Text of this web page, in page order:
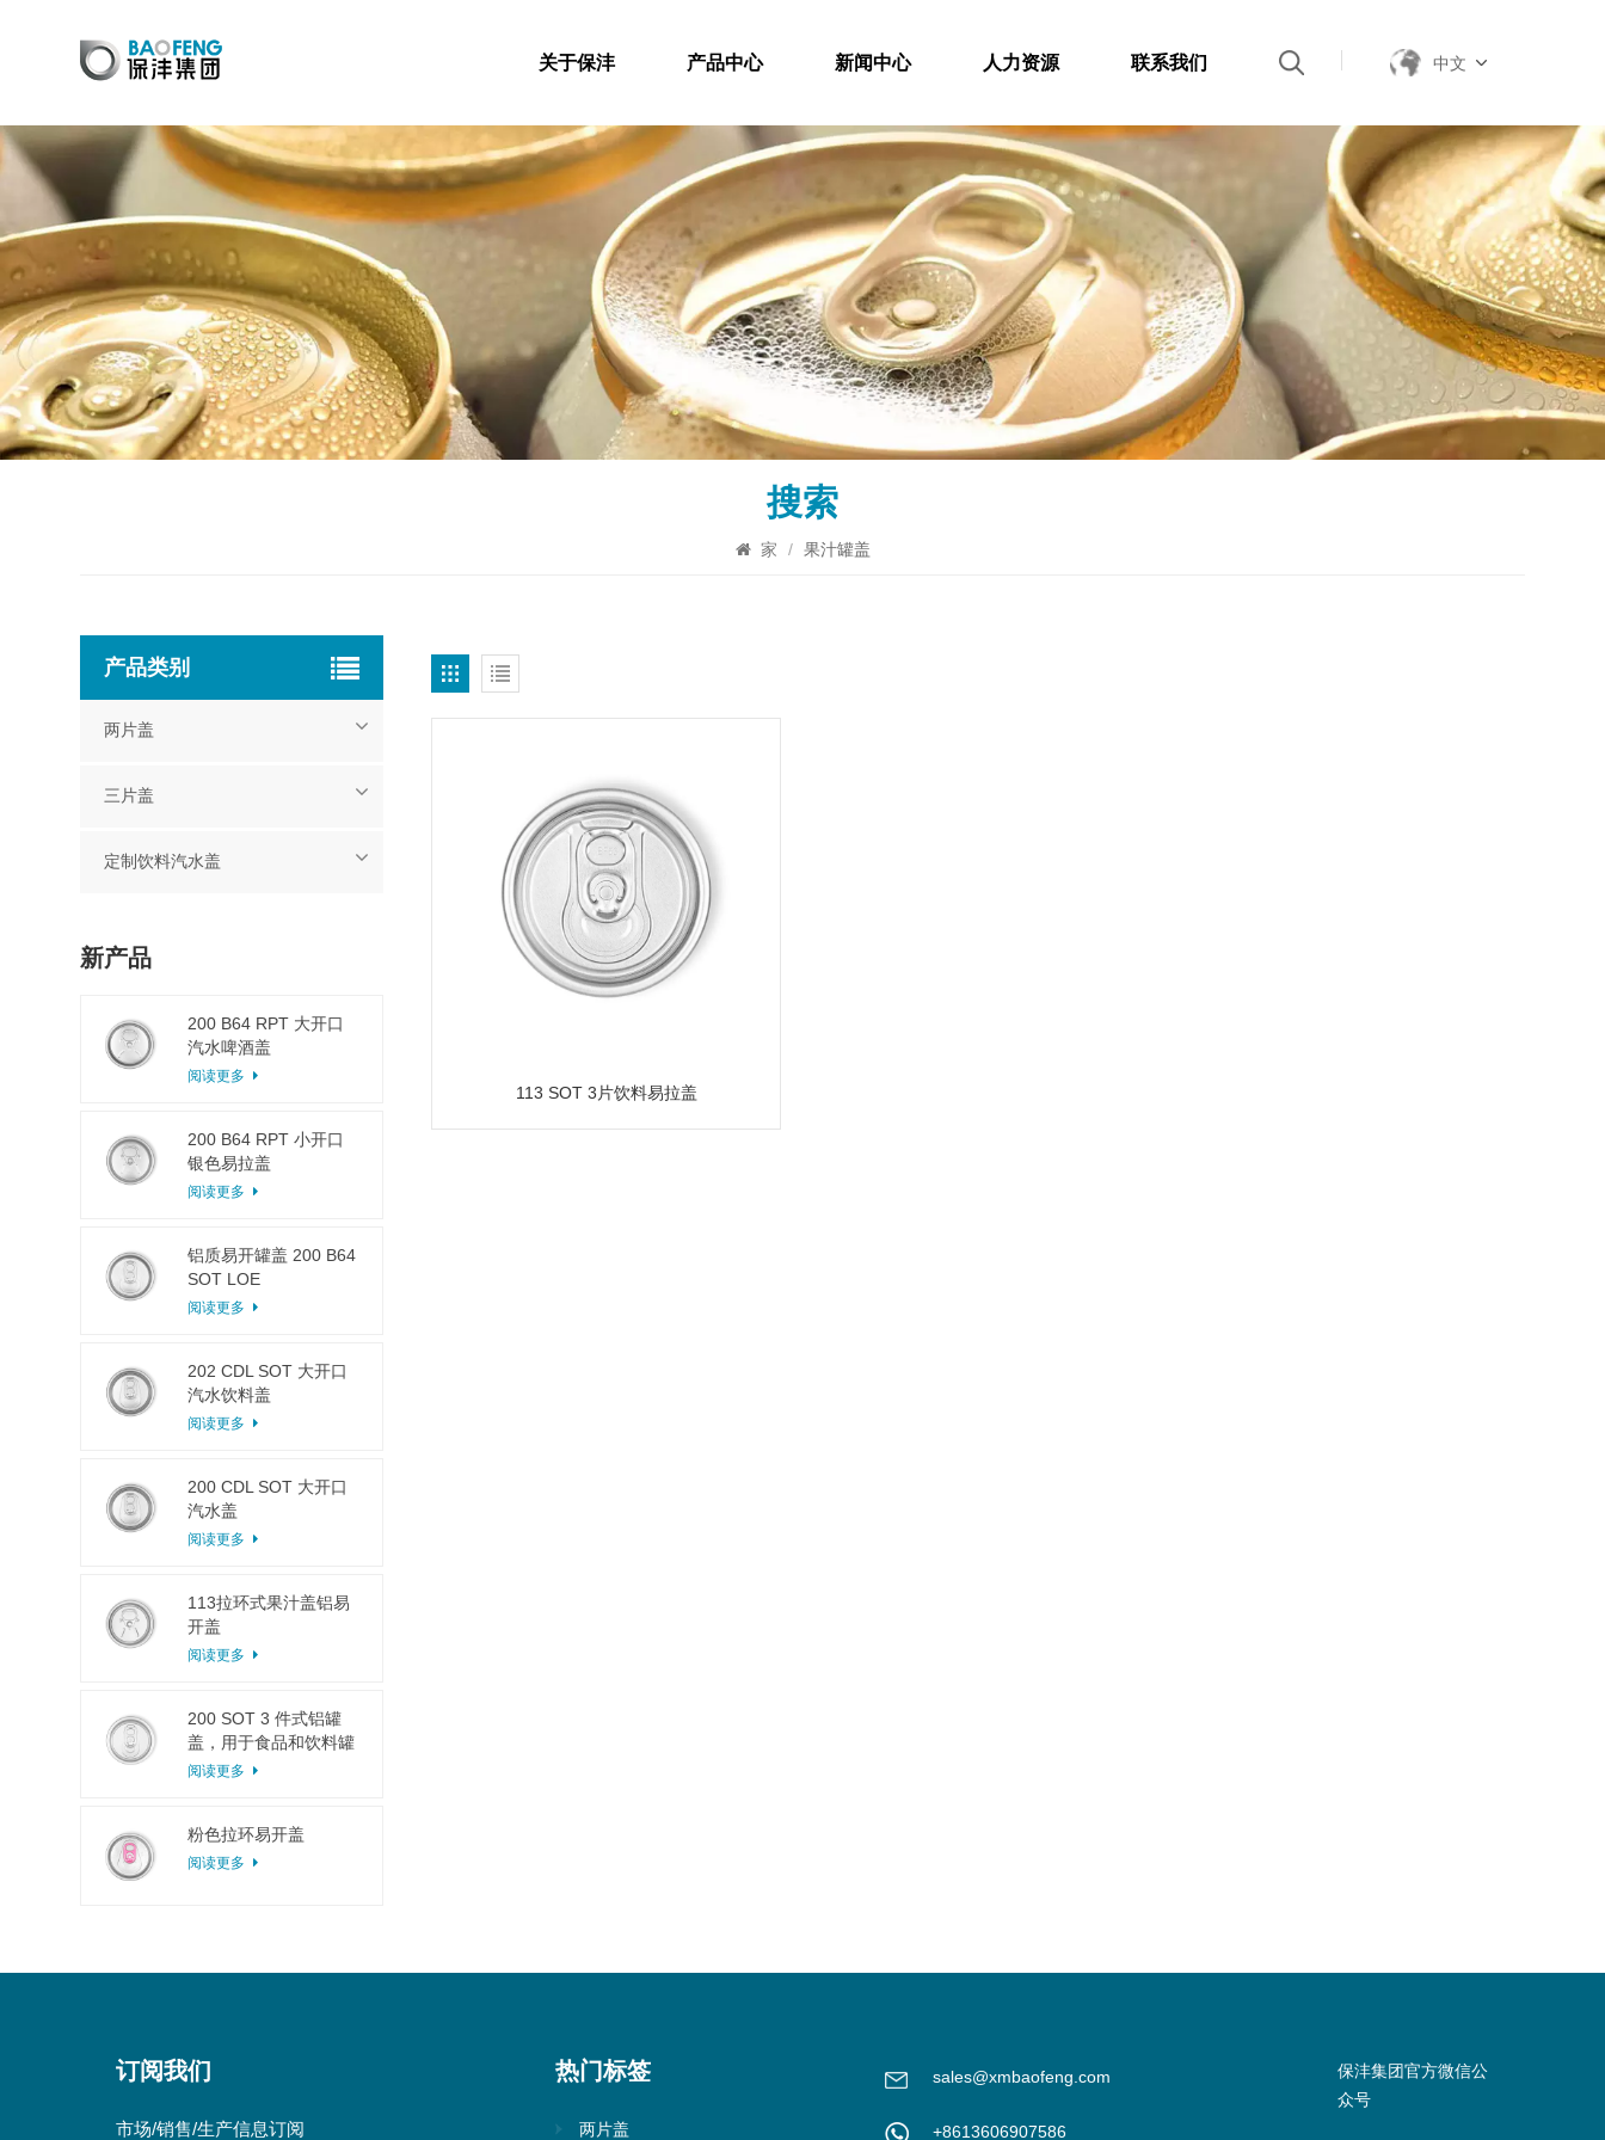
关于保沣 产品中心 新闻中心 人力资源 联系我们 中文
搜索
家 / 果汁罐盖
113 SOT 3片饮料易拉盖
产品类别
两片盖
三片盖
定制饮料汽水盖
新产品
200 B64 RPT 大开口
汽水啤酒盖
阅读更多
200 B64 RPT 小开口
银色易拉盖
阅读更多
铝质易开罐盖 200 B64
SOT LOE
阅读更多
202 CDL SOT 大开口
汽水饮料盖
阅读更多
200 CDL SOT 大开口
汽水盖
阅读更多
113拉环式果汁盖铝易
开盖
阅读更多
200 SOT 3 件式铝罐
盖，用于食品和饮料罐
头
阅读更多
粉色拉环易开盖
阅读更多
订阅我们
市场/销售/生产信息订阅
热门标签
两片盖
sales@xmbaofeng.com
+8613606907586
保沣集团官方微信公
众号